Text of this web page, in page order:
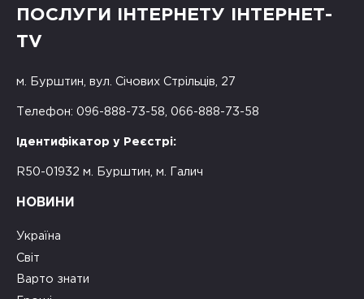
ПОСЛУГИ ІНТЕРНЕТУ ІНТЕРНЕТ-
TV
м. Бурштин, вул. Січових Стрільців, 27
Телефон: 096-888-73-58, 066-888-73-58
Ідентифікатор у Реєстрі:
R50-01932 м. Бурштин, м. Галич
НОВИНИ
Україна
Світ
Варто знати